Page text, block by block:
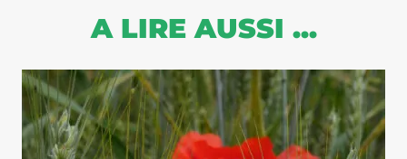
A LIRE AUSSI ...